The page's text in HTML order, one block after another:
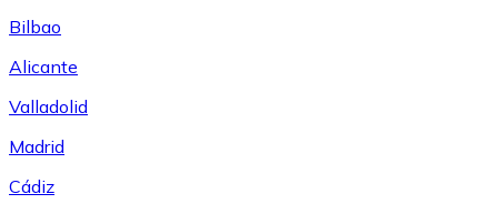
Bilbao
Alicante
Valladolid
Madrid
Cádiz